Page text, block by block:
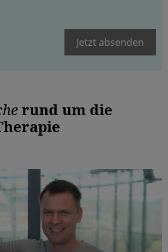
Jetzt absenden
rund um die